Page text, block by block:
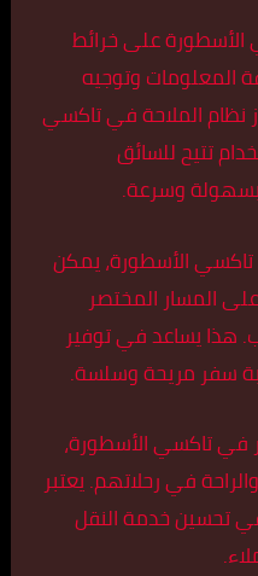
الأسطورة على خرائط
المعلومات وتوجيه
نظام الملاحة في تاكسي
تتيح للسائق
وسرعة.
الأسطورة، يمكن
المسار المختصر
هذا يساعد في توفير
سفر مريحة وسلسة.
في تاكسي الأسطورة،
في رحلاتهم. يعتبر
في تحسين خدمة النقل